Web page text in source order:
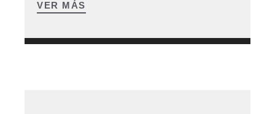
VER MÁS